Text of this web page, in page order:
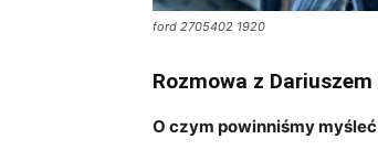
ford 2705402 1920
Rozmowa z
O czym powinniśmy